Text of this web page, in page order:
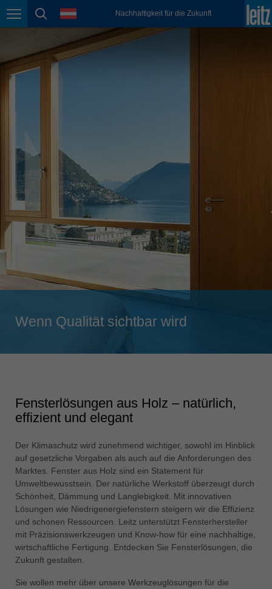
Seitennavigation
Seitensuche
Sprache Nachhaltigkeit für die Zukunft
México
español
Portugal
português
România
Română
Schweiz
Singapore
english
Slovenija
Suomi
english
Türkiye
türkçe
USA
english
Việt Nam
tiếng việt
中国
中文
ไทย
Wenn Qualität sichtbar wird
Fensterlösungen aus Holz – natürlich,
effizient und elegant
Der Klimaschutz wird zunehmend wichtiger, sowohl im Hinblick
auf gesetzliche Vorgaben als auch auf die Anforderungen des
Marktes. Fenster aus Holz sind ein Statement für
Umweltbewusstsein. Der natürliche Werkstoff überzeugt durch
Schönheit, Dämmung und Langlebigkeit. Mit innovativen
Lösungen wie Niedrigenergiefenstern steigern wir die Effizienz
und schonen Ressourcen. Leitz unterstützt Fensterhersteller
mit Präzisionswerkzeugen und Know-how für eine nachhaltige,
wirtschaftliche Fertigung. Entdecken Sie Fensterlösungen, die
Zukunft gestalten.
Sie wollen mehr über unsere Werkzeuglösungen für die